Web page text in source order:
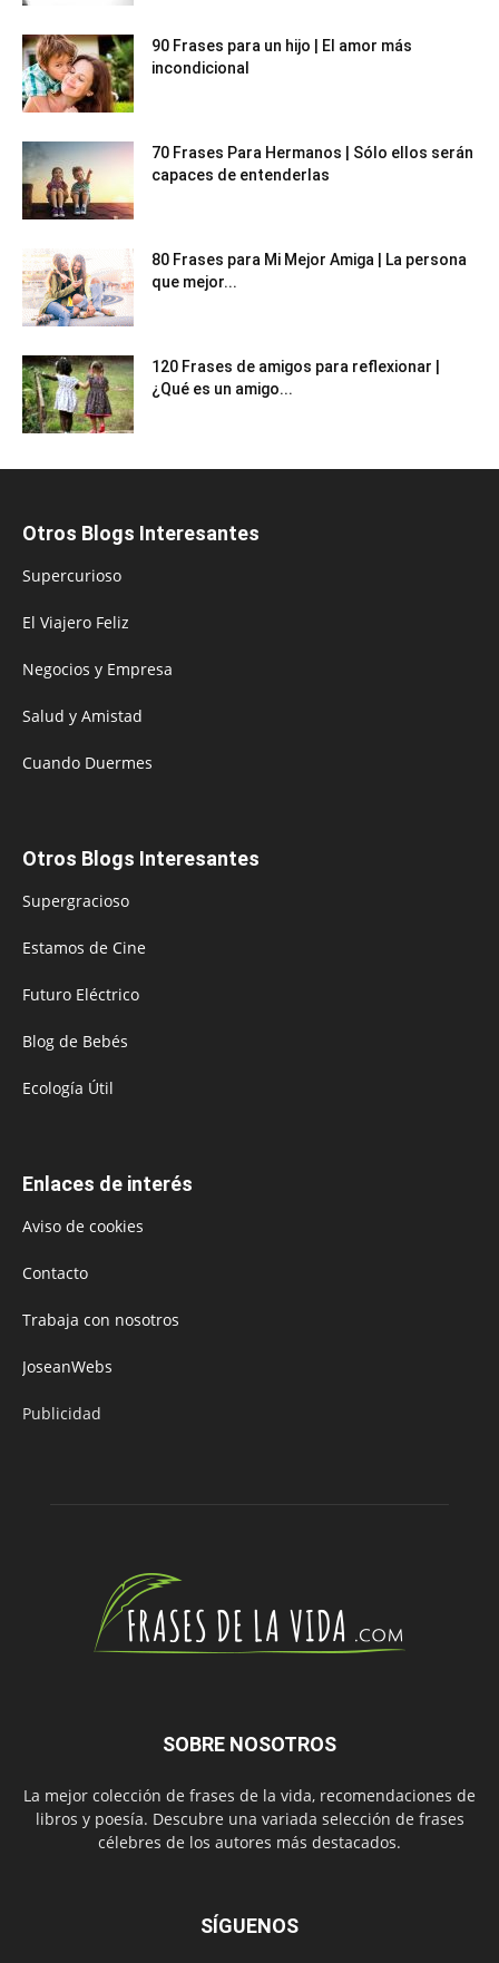
90 Frases para un hijo | El amor más
incondicional
70 Frases Para Hermanos | Sólo ellos serán
capaces de entenderlas
80 Frases para Mi Mejor Amiga | La persona
que mejor...
120 Frases de amigos para reflexionar |
¿Qué es un amigo...
Otros Blogs Interesantes
Supercurioso
El Viajero Feliz
Negocios y Empresa
Salud y Amistad
Cuando Duermes
Otros Blogs Interesantes
Supergracioso
Estamos de Cine
Futuro Eléctrico
Blog de Bebés
Ecología Útil
Enlaces de interés
Aviso de cookies
Contacto
Trabaja con nosotros
JoseanWebs
Publicidad
SOBRE NOSOTROS
La mejor colección de frases de la vida, recomendaciones de
libros y poesía. Descubre una variada selección de frases
célebres de los autores más destacados.
SÍGUENOS